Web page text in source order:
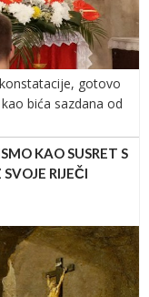
gotovo
bića sazdana od
KAO SUSRET S
RIJEČI